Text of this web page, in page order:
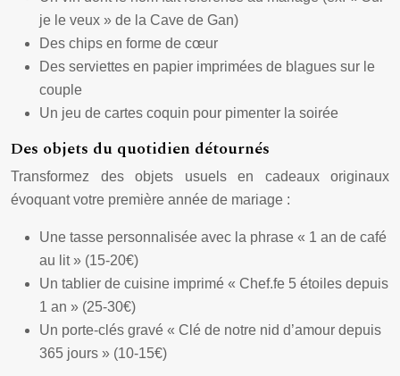
je le veux » de la Cave de Gan)
Des chips en forme de cœur
Des serviettes en papier imprimées de blagues sur le
couple
Un jeu de cartes coquin pour pimenter la soirée
Des objets du quotidien détournés
Transformez des objets usuels en cadeaux originaux
évoquant votre première année de mariage :
Une tasse personnalisée avec la phrase « 1 an de café
au lit » (15-20€)
Un tablier de cuisine imprimé « Chef.fe 5 étoiles depuis
1 an » (25-30€)
Un porte-clés gravé « Clé de notre nid d’amour depuis
365 jours » (10-15€)